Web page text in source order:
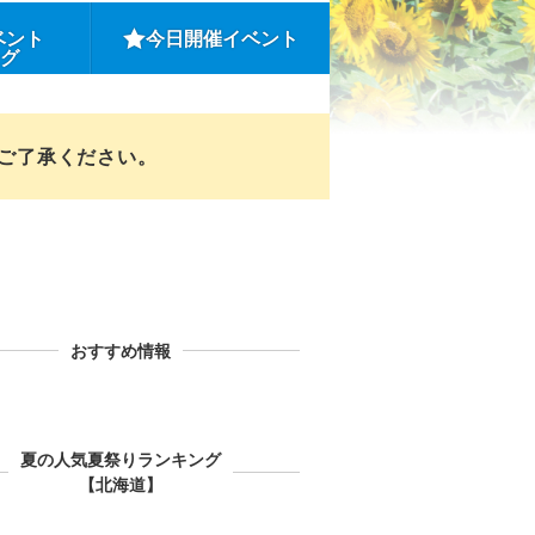
ト 今日開催イベント
承ください。
おすすめ情報
夏の人気夏祭りランキング
【北海道】